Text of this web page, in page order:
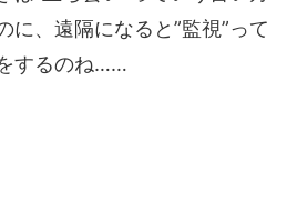
に、遠隔になると”監視”って
するのね……